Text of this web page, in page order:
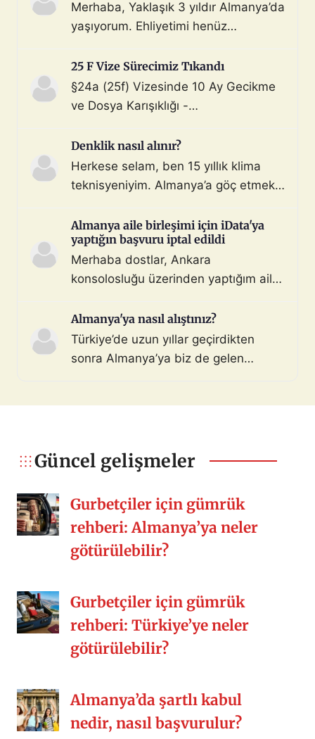
Merhaba, Yaklaşık 3 yıldır Almanya’da
yaşıyorum. Ehliyetimi henüz
çoktan halletmem gerekiyordu ama
maalesef yapmadım). Diyelim ki bir
araç satın aldım ve gerekli tüm
ehliyeti olan biri aracı kullanarak beni
Türkiye sınır […]
25 F Vize Sürecimiz Tıkandı
§24a (25f) Vizesinde 10 Ay Gecikme
ve Dosya Karışıklığı -
Merhaba, §24a BeschV (Profesyonel
Sürücü) vize sürecimizde 10 ayı
geride bıraktık ve çıkmaza girdik.
Özeti: Başvuru: 29.08.2025 (İstanbul
iDATA - Aile dahil). Dosyada […]
Denklik nasıl alınır?
Herkese selam, ben 15 yıllık klima
teknisyeniyim. Almanya’a göç etmek
topladım ve yeminli almanca tercüme
ettim. Bu konuda ya da iş bulma
konusunda destek ve önerilerinizi
bekliyorum. 3 gönderi - 3 katılımcı
Almanya aile birleşimi için iData'ya
yaptığın başvuru iptal edildi
Merhaba dostlar, Ankara
konsolosluğu üzerinden yaptığım aile
gösterilmeden iptal edildi. Yaklaşık 13
aydır randevu gün atamasını
bekliyordum. Geçen gün adam olmuş
Almanya'ya nasıl alıştınız?
Türkiye’de uzun yıllar geçirdikten
sonra Almanya’ya biz de gelen
kalıyor. O güzel arkadaşlıklar,
kalabalık sofralar, misafirperverlik,
[…]
Güncel gelişmeler
Gurbetçiler için gümrük
rehberi: Almanya’ya neler
götürülebilir?
Gurbetçiler için gümrük
rehberi: Türkiye’ye neler
götürülebilir?
Almanya’da şartlı kabul
nedir, nasıl başvurulur?